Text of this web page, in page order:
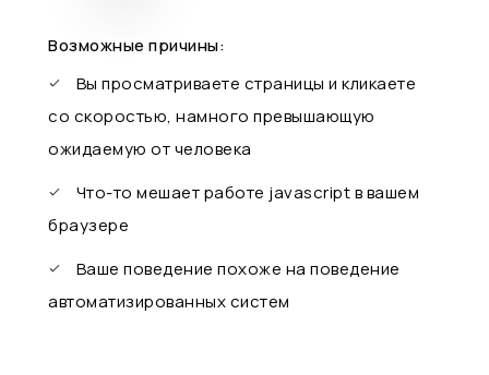
Возможные причины:
Вы просматриваете страницы и кликаете
со скоростью, намного превышающую
ожидаемую от человека
Что-то мешает работе javascript в вашем
браузере
Ваше поведение похоже на поведение
автоматизированных систем